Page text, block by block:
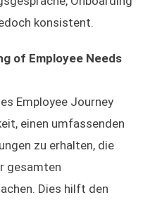
konsistent.
of Employee Needs
Employee Journey
einen umfassenden
zu erhalten, die
gesamten
Dies hilft den